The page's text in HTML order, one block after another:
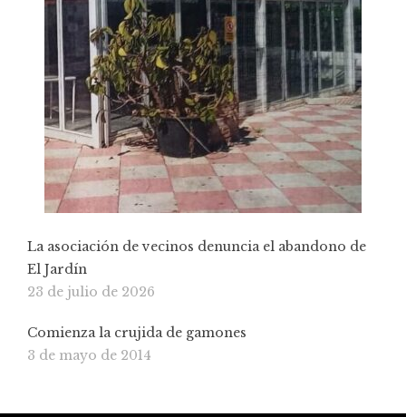
La asociación de vecinos denuncia el abandono de
El Jardín
23 de julio de 2026
Comienza la crujida de gamones
3 de mayo de 2014